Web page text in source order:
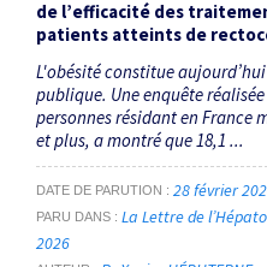
de l’efficacité des
patients atteints de
L'obésité constitue
publique. Une enquête réalisée
personnes résidant en France
et plus, a montré que 18,1 ...
DATE DE PARUTION 28 février
PARU DANS
La Lettre de
2026